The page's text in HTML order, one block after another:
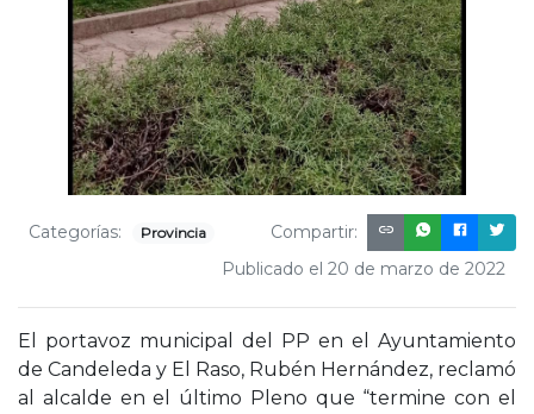
Categorías: Provincia
Compartir:
Publicado el 20 de marzo de 2022
El portavoz municipal del PP en el Ayuntamiento
de Candeleda y El Raso, Rubén Hernández, reclamó
al alcalde en el último Pleno que “termine con el